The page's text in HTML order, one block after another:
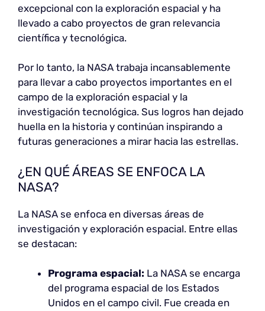
excepcional con la exploración espacial y ha
llevado a cabo proyectos de gran relevancia
científica y tecnológica.
Por lo tanto, la NASA trabaja incansablemente
para llevar a cabo proyectos importantes en el
campo de la exploración espacial y la
investigación tecnológica. Sus logros han dejado
huella en la historia y continúan inspirando a
futuras generaciones a mirar hacia las estrellas.
¿EN QUÉ ÁREAS SE ENFOCA LA
NASA?
La NASA se enfoca en diversas áreas de
investigación y exploración espacial. Entre ellas
se destacan:
Programa espacial: La NASA se encarga
del programa espacial de los Estados
Unidos en el campo civil. Fue creada en